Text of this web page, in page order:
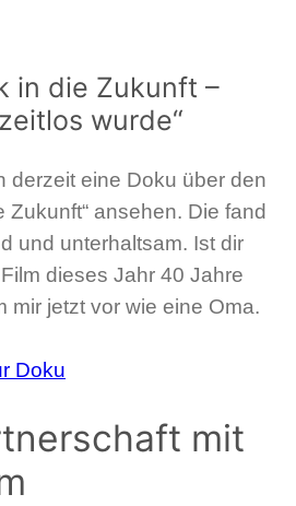
in die Zukunft –
wurde“
derzeit eine Doku über den
Zukunft“ ansehen. Die fand
und unterhaltsam. Ist dir
dieses Jahr 40 Jahre
mir jetzt vor wie eine Oma.
Doku
mit